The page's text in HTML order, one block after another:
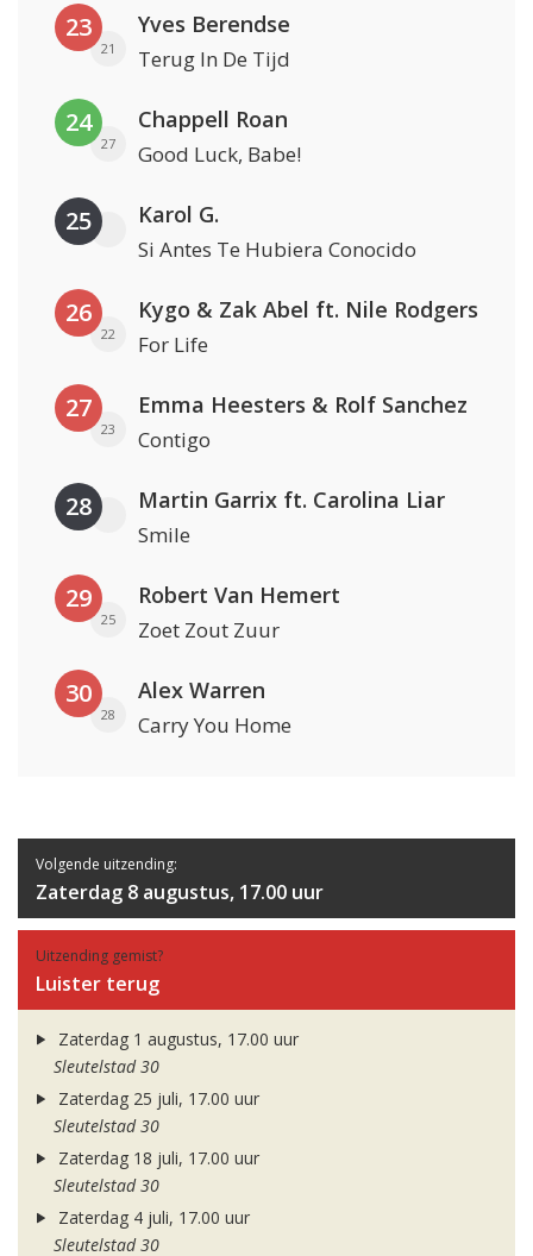
23
21
Yves Berendse
Terug In De Tijd
24
27
Chappell Roan
Good Luck, Babe!
25 Karol G.
Si Antes Te Hubiera Conocido
26
22
Kygo & Zak Abel ft. Nile Rodgers
For Life
27
23
Emma Heesters & Rolf Sanchez
Contigo
28 Martin Garrix ft. Carolina Liar
Smile
29
25
Robert Van Hemert
Zoet Zout Zuur
30
28
Alex Warren
Carry You Home
Volgende uitzending:
Zaterdag 8 augustus, 17.00 uur
Uitzending gemist?
Luister terug
Zaterdag 1 augustus, 17.00 uur
Sleutelstad 30
Zaterdag 25 juli, 17.00 uur
Sleutelstad 30
Zaterdag 18 juli, 17.00 uur
Sleutelstad 30
Zaterdag 4 juli, 17.00 uur
Sleutelstad 30